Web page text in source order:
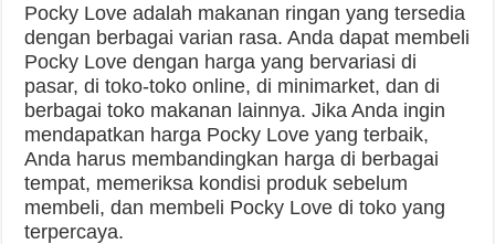
Pocky Love adalah makanan ringan yang tersedia
dengan berbagai varian rasa. Anda dapat membeli
Pocky Love dengan harga yang bervariasi di
pasar, di toko-toko online, di minimarket, dan di
berbagai toko makanan lainnya. Jika Anda ingin
mendapatkan harga Pocky Love yang terbaik,
Anda harus membandingkan harga di berbagai
tempat, memeriksa kondisi produk sebelum
membeli, dan membeli Pocky Love di toko yang
terpercaya.